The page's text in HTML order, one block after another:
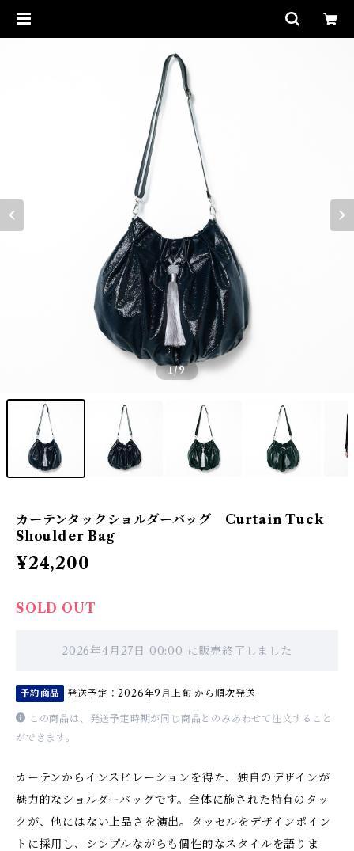
1/9
カーテンタックショルダーバッグ Curtain Tuck
Shoulder Bag
¥24,200
SOLD OUT
2026年4月27日 00:00 に販売終了しました
予約商品 発送予定：2026年9月上旬 から順次発送
この商品は、発送予定時期が同じ商品とのみあわせて注文すること
ができます。
カーテンからインスピレーションを得た、独自のデザインが
魅力的なショルダーバッグです。全体に施された特有のタッ
クが、他にはない上品さを演出。タッセルをデザインポイン
トに採用し、シンプルながらも個性的なスタイルを語りま